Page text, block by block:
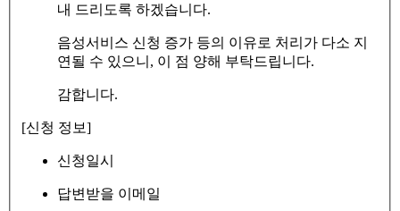
내 드리도록 하겠습니다.
음성서비스 신청 증가 등의 이유로 처리가 다소 지
연될 수 있으니, 이 점 양해 부탁드립니다.
감합니다.
[신청 정보]
신청일시
답변받을 이메일